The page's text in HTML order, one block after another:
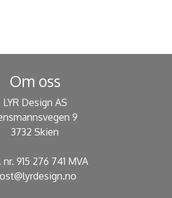
Om oss
LYR Design AS
9
3732 Skien
nr. 915 276 741 MVA